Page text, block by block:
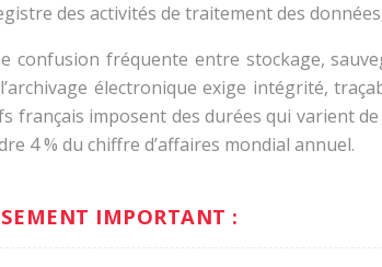
des activités de traitement des
confusion fréquente entre stockage,
électronique exige intégrité,
français imposent des durées qui varient
4% du chiffre d’affaires mondial annuel.
IMPORTANT :